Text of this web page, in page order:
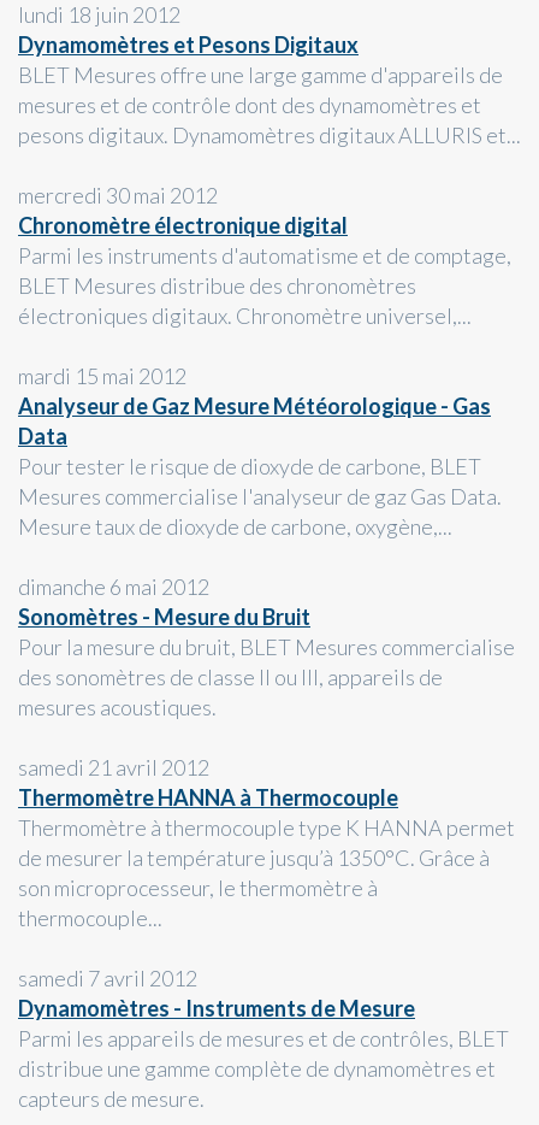
lundi 18 juin 2012
Dynamomètres et Pesons Digitaux
BLET Mesures offre une large gamme d'appareils de
mesures et de contrôle dont des dynamomètres et
pesons digitaux. Dynamomètres digitaux ALLURIS et...
mercredi 30 mai 2012
Chronomètre électronique digital
Parmi les instruments d'automatisme et de comptage,
BLET Mesures distribue des chronomètres
électroniques digitaux. Chronomètre universel,...
mardi 15 mai 2012
Analyseur de Gaz Mesure Météorologique - Gas
Data
Pour tester le risque de dioxyde de carbone, BLET
Mesures commercialise l'analyseur de gaz Gas Data.
Mesure taux de dioxyde de carbone, oxygène,...
dimanche 6 mai 2012
Sonomètres - Mesure du Bruit
Pour la mesure du bruit, BLET Mesures commercialise
des sonomètres de classe II ou III, appareils de
mesures acoustiques.
samedi 21 avril 2012
Thermomètre HANNA à Thermocouple
Thermomètre à thermocouple type K HANNA permet
de mesurer la température jusqu’à 1350°C. Grâce à
son microprocesseur, le thermomètre à
thermocouple...
samedi 7 avril 2012
Dynamomètres - Instruments de Mesure
Parmi les appareils de mesures et de contrôles, BLET
distribue une gamme complète de dynamomètres et
capteurs de mesure.